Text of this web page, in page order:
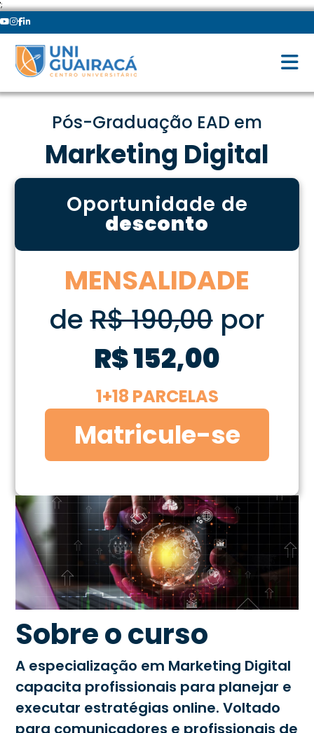
';
Sobre o curso
A especialização em Marketing Digital
capacita profissionais para planejar e
executar estratégias online. Voltado
para comunicadores e profissionais de
Pós-Graduação EAD em
Marketing Digital
Oportunidade de
desconto
MENSALIDADE
deR$ 190,00por
R$ 152,00
1+18 PARCELAS
Matricule-se